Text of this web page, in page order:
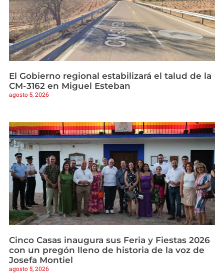
El Gobierno regional estabilizará el talud de la
CM-3162 en Miguel Esteban
agosto 5, 2026
Cinco Casas inaugura sus Feria y Fiestas 2026
con un pregón lleno de historia de la voz de
Josefa Montiel
agosto 5, 2026